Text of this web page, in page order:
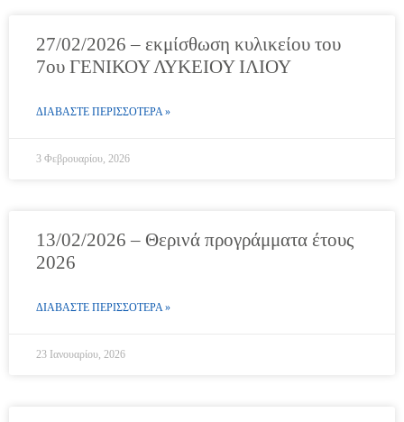
27/02/2026 – εκμίσθωση κυλικείου του
7ου ΓΕΝΙΚΟΥ ΛΥΚΕΙΟΥ ΙΛΙΟΥ
ΔΙΑΒΑΣΤΕ ΠΕΡΙΣΣΟΤΕΡΑ »
3 Φεβρουαρίου, 2026
13/02/2026 – Θερινά προγράμματα έτους
2026
ΔΙΑΒΑΣΤΕ ΠΕΡΙΣΣΟΤΕΡΑ »
23 Ιανουαρίου, 2026